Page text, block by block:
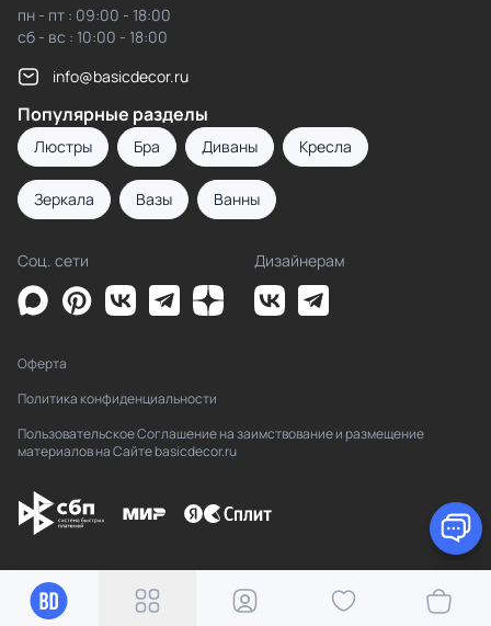
пн - пт : 09:00 - 18:00
сб - вс : 10:00 - 18:00
info@basicdecor.ru
Популярные разделы
Люстры Бра Диваны Кресла
Зеркала Вазы Ванны
Соц. сети Дизайнерам
Оферта
Политика конфиденциальности
Пользовательское Соглашение на заимствование и размещение
материалов на Сайте basicdecor.ru